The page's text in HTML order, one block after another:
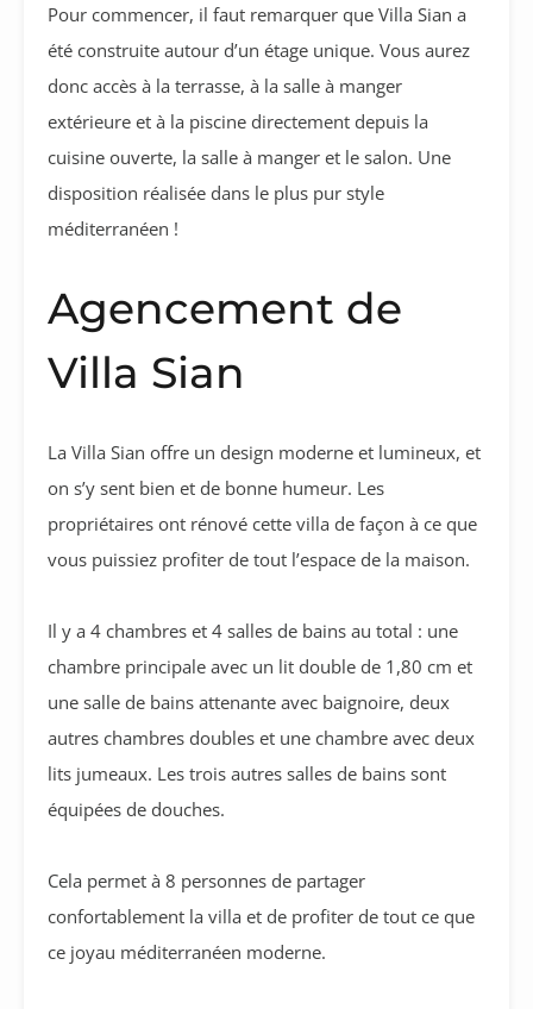
Pour commencer, il faut remarquer que Villa Sian a
été construite autour d’un étage unique. Vous aurez
donc accès à la terrasse, à la salle à manger
extérieure et à la piscine directement depuis la
cuisine ouverte, la salle à manger et le salon. Une
disposition réalisée dans le plus pur style
méditerranéen !
Agencement de
Villa Sian
La Villa Sian offre un design moderne et lumineux, et
on s’y sent bien et de bonne humeur. Les
propriétaires ont rénové cette villa de façon à ce que
vous puissiez profiter de tout l’espace de la maison.
Il y a 4 chambres et 4 salles de bains au total : une
chambre principale avec un lit double de 1,80 cm et
une salle de bains attenante avec baignoire, deux
autres chambres doubles et une chambre avec deux
lits jumeaux. Les trois autres salles de bains sont
équipées de douches.
Cela permet à 8 personnes de partager
confortablement la villa et de profiter de tout ce que
ce joyau méditerranéen moderne.